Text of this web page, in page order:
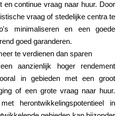
712 2955
en continue vraag naar huur. Door
vraag of stedelijke centra te
minimaliseren en een goede
goed garanderen.
te verdienen dan sparen
aanzienlijk hoger rendement
in gebieden met een groot
of een grote vraag naar huur.
herontwikkelingspotentieel in